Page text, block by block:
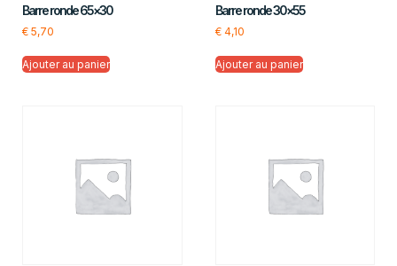
Barre ronde 65×30
€ 5,70
Ajouter au panier
Barre ronde 30×55
€4,10
Ajouter au panier